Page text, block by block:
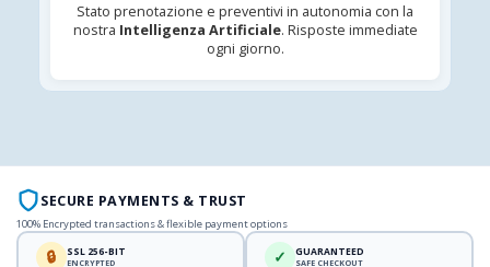
Stato prenotazione e preventivi in autonomia con la
nostra Intelligenza Artificiale. Risposte immediate
ogni giorno.
SECURE PAYMENTS & TRUST
100% Encrypted transactions & flexible payment options
🔒 SSL 256-BIT
ENCRYPTED ✓ GUARANTEED
SAFE CHECKOUT